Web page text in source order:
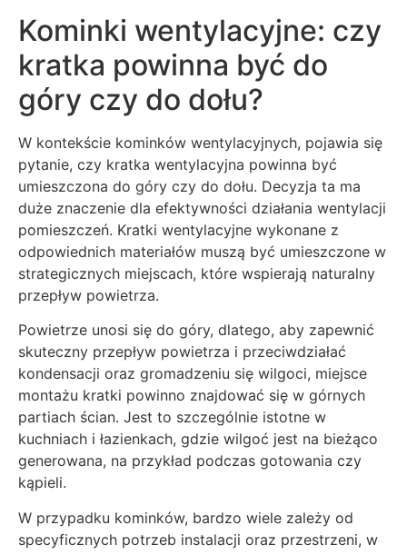
Kominki wentylacyjne: czy
kratka powinna być do
góry czy do dołu?
W kontekście kominków wentylacyjnych, pojawia się
pytanie, czy kratka wentylacyjna powinna być
umieszczona do góry czy do dołu. Decyzja ta ma
duże znaczenie dla efektywności działania wentylacji
pomieszczeń. Kratki wentylacyjne wykonane z
odpowiednich materiałów muszą być umieszczone w
strategicznych miejscach, które wspierają naturalny
przepływ powietrza.
Powietrze unosi się do góry, dlatego, aby zapewnić
skuteczny przepływ powietrza i przeciwdziałać
kondensacji oraz gromadzeniu się wilgoci, miejsce
montażu kratki powinno znajdować się w górnych
partiach ścian. Jest to szczególnie istotne w
kuchniach i łazienkach, gdzie wilgoć jest na bieżąco
generowana, na przykład podczas gotowania czy
kąpieli.
W przypadku kominków, bardzo wiele zależy od
specyficznych potrzeb instalacji oraz przestrzeni, w